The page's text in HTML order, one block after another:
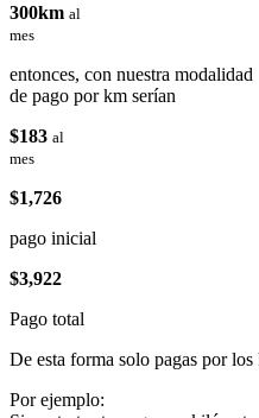
300km al
mes
entonces, con nuestra modalidad
de pago por km serían
$183 al
mes
$1,726
pago inicial
$3,922
Pago total
De esta forma solo pagas por los
Por ejemplo: